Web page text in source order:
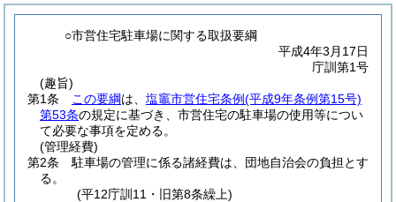
○市営住宅駐車場に関する取扱要綱
平成4年3月17日
庁訓第1号
(趣旨)
第1条
この要綱は、 塩竈市営住宅条例(平成9年条例第15号)
第53条の規定に基づき、市営住宅の駐車場の使用等につい
て必要な事項を定める。
(管理経費)
第2条
駐車場の管理に係る諸経費は、団地自治会の負担とす
る。
(平12庁訓11・旧第8条繰上)